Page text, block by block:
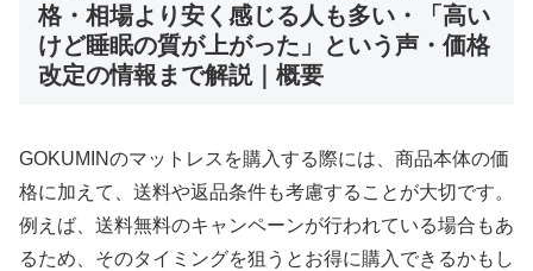
格・相場より安く感じる人も多い・「高い
けど睡眠の質が上がった」という声・価格
改定の情報まで解説｜概要
GOKUMINのマットレスを購入する際には、商品本体の価
格に加えて、送料や返品条件も考慮することが大切です。
例えば、送料無料のキャンペーンが行われている場合もあ
るため、そのタイミングを狙うとお得に購入できるかもし